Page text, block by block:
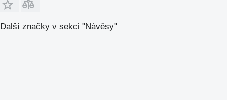
Další značky v sekci "Návěsy"